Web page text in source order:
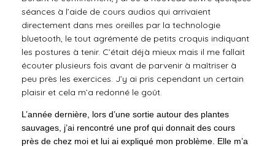
séances à l’aide de cours audios qui arrivaient
directement dans mes oreilles par la technologie
bluetooth, le tout agrémenté de petits croquis indiquant
les postures à tenir. C’était déjà mieux mais il me fallait
écouter plusieurs fois avant de parvenir à maîtriser à
peu près les exercices. J’y ai pris cependant un certain
plaisir et cela m’a redonné le goût.
L’année dernière, lors d’une sortie autour des plantes
sauvages, j’ai rencontré une prof qui donnait des cours
près de chez moi et lui ai expliqué mon problème. Elle m’a